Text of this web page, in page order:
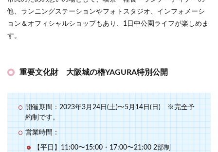
他、ランニングステーションやフォトスタジオ、インフォメーシ
ョン＆オフィシャルショップもあり、1日中公園ライフが楽しめま
す。
重要文化財 大阪城の櫓YAGURA特別公開
開催期間：2023年3月24日(土)〜5月14日(日) ※完全予
約制です。
営業時間：
【平⽇】11:00〜15:00・17:00〜21:00 2部制